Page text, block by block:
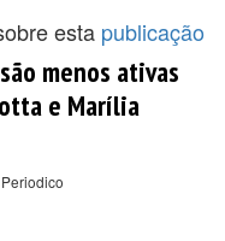
esta publicação
menos ativas
e Marília